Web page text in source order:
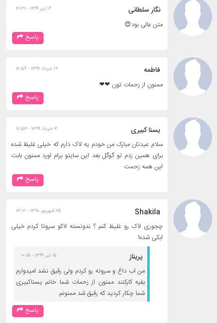
نگار سلطانی ۱۶ تیر ۱۳۹۹ - ۲۱:۳۱
متن عالی بود😍
پاسخ
فاطمه ۱۹ خرداد ۱۳۹۹ - ۱۲:۵۶
ممنون از زحمات تون ❤❤
پاسخ
یسنا کبیری ۳ خرداد ۱۳۹۹ - ۱۷:۵۳
سلام عیدتان مبارک من خودم یه لاک دارم که خیلی غلیظ شده
برای همین زدم تو گوگل بعد این سایتو برام اورد ممنون بابت
این همه زحمت
پاسخ
Shakila ۲۵ شهریور ۱۳۹۸ - ۱۳:۱۲
چجوری لاک رو غلیظ کنم ؟ ندونسته لاکو سروتا کردم خیلی
ابکی شده!
پاسخ
پریناز ۱۵ تیر ۱۳۹۹ - ۱۰:۱۵
من اب داغ و سروته رو کردم ولی رقیق نشد امیدوارم
بقیه کارکنند ممنون از زحمات شما خانم یسناکبیری
شما چکار کردید که رقیق شد ممنونم